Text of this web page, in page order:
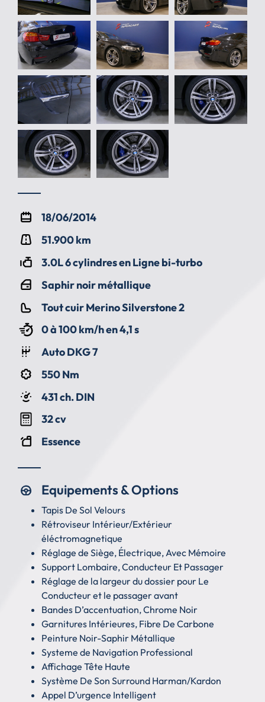
18/06/2014
51.900 km
3.0L 6 cylindres en Ligne bi-turbo
Saphir noir métallique
Tout cuir Merino Silverstone 2
0 à 100 km/h en 4,1 s
Auto DKG 7
550 Nm
431 ch. DIN
32 cv
Essence
Equipements & Options
Tapis De Sol Velours
Rétroviseur Intérieur/Extérieur
éléctromagnetique
Réglage de Siège, Électrique, Avec Mémoire
Support Lombaire, Conducteur Et Passager
Réglage de la largeur du dossier pour Le
Conducteur et le passager avant
Bandes D’accentuation, Chrome Noir
Garnitures Intérieures, Fibre De Carbone
Peinture Noir-Saphir Métallique
Systeme de Navigation Professional
Affichage Tête Haute
Système De Son Surround Harman/Kardon
Appel D’urgence Intelligent